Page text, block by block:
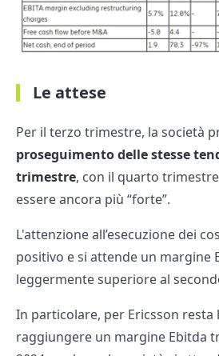
Le attese
Per il terzo trimestre, la società
proseguimento delle stesse
trimestre, con il quarto
essere ancora più “forte”.
L'attenzione all’esecuzione dei
positivo e si attende un margine
leggermente superiore al
In particolare, per Ericsson resta
raggiungere un margine Ebitda